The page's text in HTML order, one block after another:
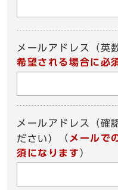
メールアドレス（英
希望される場合に必
メールアドレス（確
ださい）
（ メールで
須になります ）